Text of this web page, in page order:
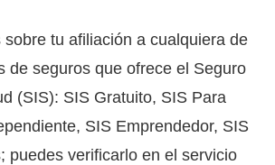
sobre tu afiliación a cualquiera de
de seguros que ofrece el Seguro
(SIS): SIS Gratuito, SIS Para
SIS Emprendedor, SIS
puedes verificarlo en el servicio